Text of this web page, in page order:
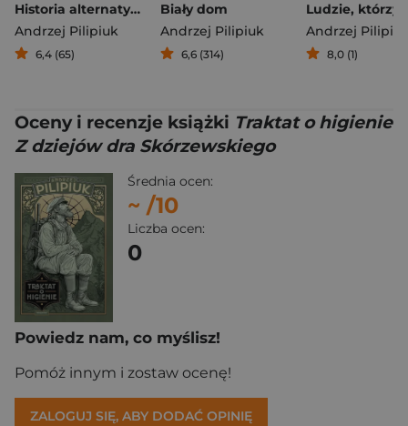
Historia alternatywna
Andrzej Pilipiuk
6,4 (65)
Biały dom
Andrzej Pilipiuk
6,6 (314)
Andrzej
8,0 (1)
Oceny i recenzje książki Traktat o higienie
Z dziejów dra Skórzewskiego
Średnia ocen:
~ /10
Liczba ocen:
0
Powiedz nam, co myślisz!
Pomóż innym i zostaw ocenę!
ZALOGUJ SIĘ, ABY DODAĆ OPINIĘ